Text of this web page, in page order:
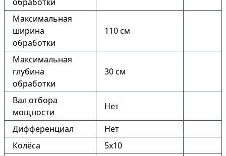
Максимальная
ширина
обработки
110 см
Максимальная
глубина
обработки
30 см
Вал отбора
мощности
Нет
Дифференциал
Нет
Колёса
5х10